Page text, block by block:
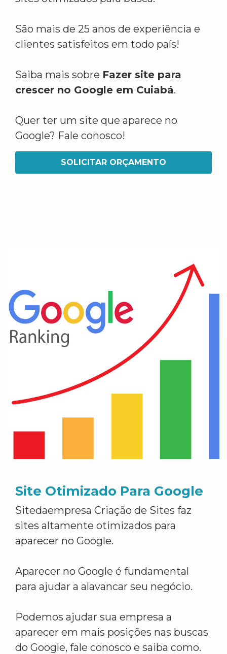
São mais de 25 anos de experiência e
clientes satisfeitos em todo país!
Saiba mais sobre Fazer site para
crescer no Google em Cuiabá.
Quer ter um site que aparece no
Google? Fale conosco!
SOLICITAR ORÇAMENTO
Site Otimizado Para Google
Sitedaempresa Criação de Sites faz
sites altamente otimizados para
aparecer no Google.
Aparecer no Google é fundamental
para ajudar a alavancar seu negócio.
Podemos ajudar sua empresa a
aparecer em mais posições nas buscas
do Google, fale conosco e saiba como.